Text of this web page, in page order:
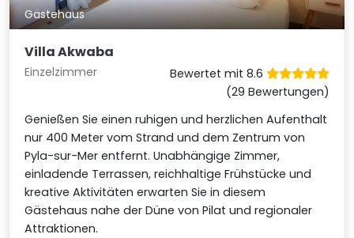
Gästehaus
Villa Akwaba
Einzelzimmer
Bewertet mit 8.6
(29 Bewertungen)
Genießen Sie einen ruhigen und herzlichen Aufenthalt
nur 400 Meter vom Strand und dem Zentrum von
Pyla-sur-Mer entfernt. Unabhängige Zimmer,
einladende Terrassen, reichhaltige Frühstücke und
kreative Aktivitäten erwarten Sie in diesem
Gästehaus nahe der Düne von Pilat und regionaler
Attraktionen.